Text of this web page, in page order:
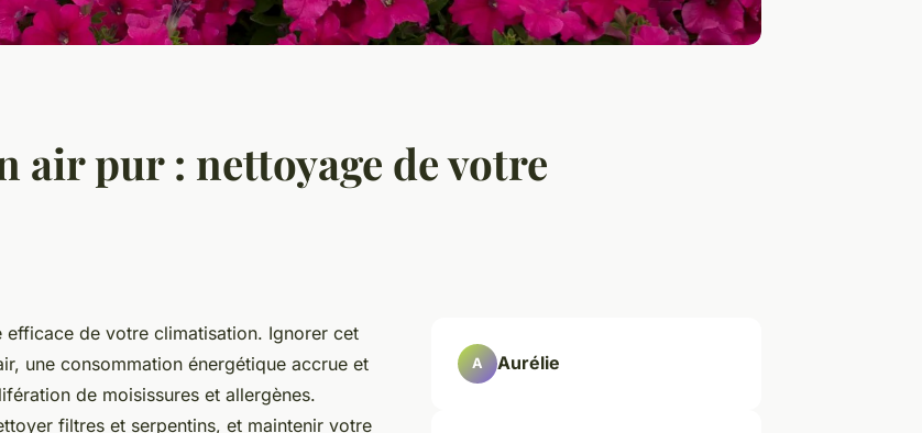
air pur : nettoyage de votre
de votre climatisation. Ignorer cet
une consommation énergétique accrue et
de moisissures et allergènes.
filtres et serpentins, et maintenir votre
A Aurélie